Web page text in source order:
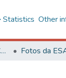
Statistics Other
Acervo Fotográfico do ACH-UFV Fotos da